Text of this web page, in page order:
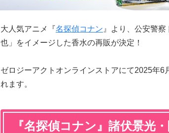
大人気アニメ『名探偵コナン 』より、公安警
也」をイメージした香水の再販が決定！
ゼロジーアクトオンラインストアにて2025年6
れます。
『名探偵コナン』諸伏景光